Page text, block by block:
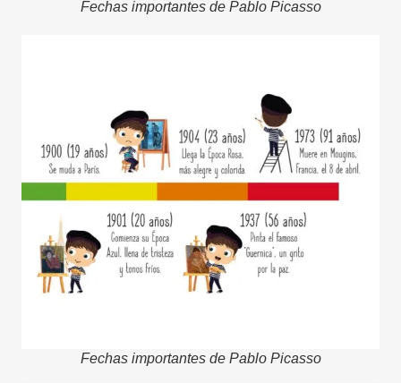
Fechas importantes de Pablo Picasso
Fechas importantes de Pablo Picasso